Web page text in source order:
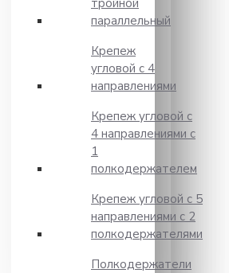
тройной
параллельный
Крепеж
угловой с 4
направлениями
Крепеж угловой с
4 направлениями с
1
полкодержателем
Крепеж угловой с 5
направлениями с 2
полкодержателями
Полкодержатели